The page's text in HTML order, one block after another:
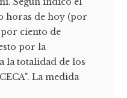
horas de hoy (por
ciento de
por la
la totalidad de los
La medida